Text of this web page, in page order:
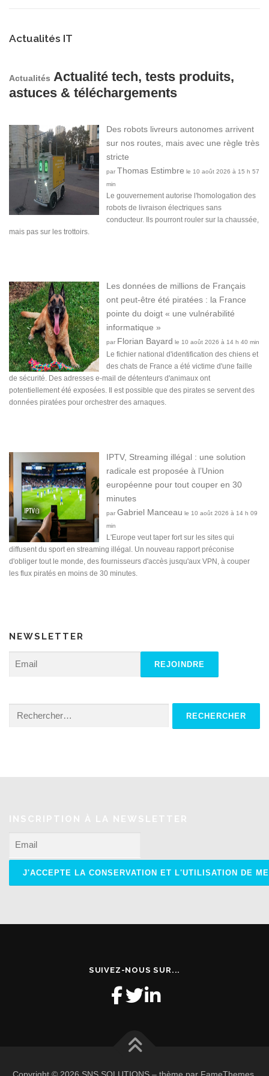
Actualités IT
Actualités Actualité tech, tests produits,
astuces & téléchargements
Des robots livreurs autonomes arrivent
sur nos routes, mais avec une règle très
stricte
par Thomas Estimbre le 10 août 2026 à 15 h 57
min
Le gouvernement autorise l'homologation des
robots de livraison électriques sans
conducteur. Ils pourront rouler sur la chaussée,
mais pas sur les trottoirs.
Les données de millions de Français
ont peut-être été piratées : la France
pointe du doigt « une vulnérabilité
informatique »
par Florian Bayard le 10 août 2026 à 14 h 40 min
Le fichier national d'identification des chiens et
des chats de France a été victime d'une faille
de sécurité. Des adresses e-mail de détenteurs d'animaux ont
potentiellement été exposées. Il est possible que des pirates se servent des
données piratées pour orchestrer des arnaques.
IPTV, Streaming illégal : une solution
radicale est proposée à l’Union
européenne pour tout couper en 30
minutes
parGabriel Manceau le 10 août 2026 à 14 h 09
min
L'Europe veut taper fort sur les sites qui
diffusent du sport en streaming illégal. Un nouveau rapport préconise
d'obliger tout le monde, des fournisseurs d'accès jusqu'aux VPN, à couper
les flux piratés en moins de 30 minutes.
NEWSLETTER
SUIVEZ-NOUS SUR...
Copyright © 2026 SNS SOLUTIONS – thème par FameThemes.